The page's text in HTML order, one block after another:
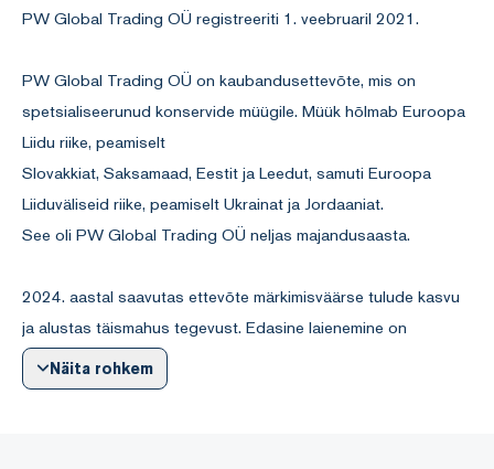
PW Global Trading OÜ registreeriti 1. veebruaril 2021.
PW Global Trading OÜ on kaubandusettevõte, mis on
spetsialiseerunud konservide müügile. Müük hõlmab Euroopa
Liidu riike, peamiselt
Slovakkiat, Saksamaad, Eestit ja Leedut, samuti Euroopa
Liiduväliseid riike, peamiselt Ukrainat ja Jordaaniat.
See oli PW Global Trading OÜ neljas majandusaasta.
2024. aastal saavutas ettevõte märkimisväärse tulude kasvu
ja alustas täismahus tegevust. Edasine laienemine on
planeeritud 2025. aastaks.
Majandusaasta kogukäive oli 7 338 064 eurot.
Näita rohkem